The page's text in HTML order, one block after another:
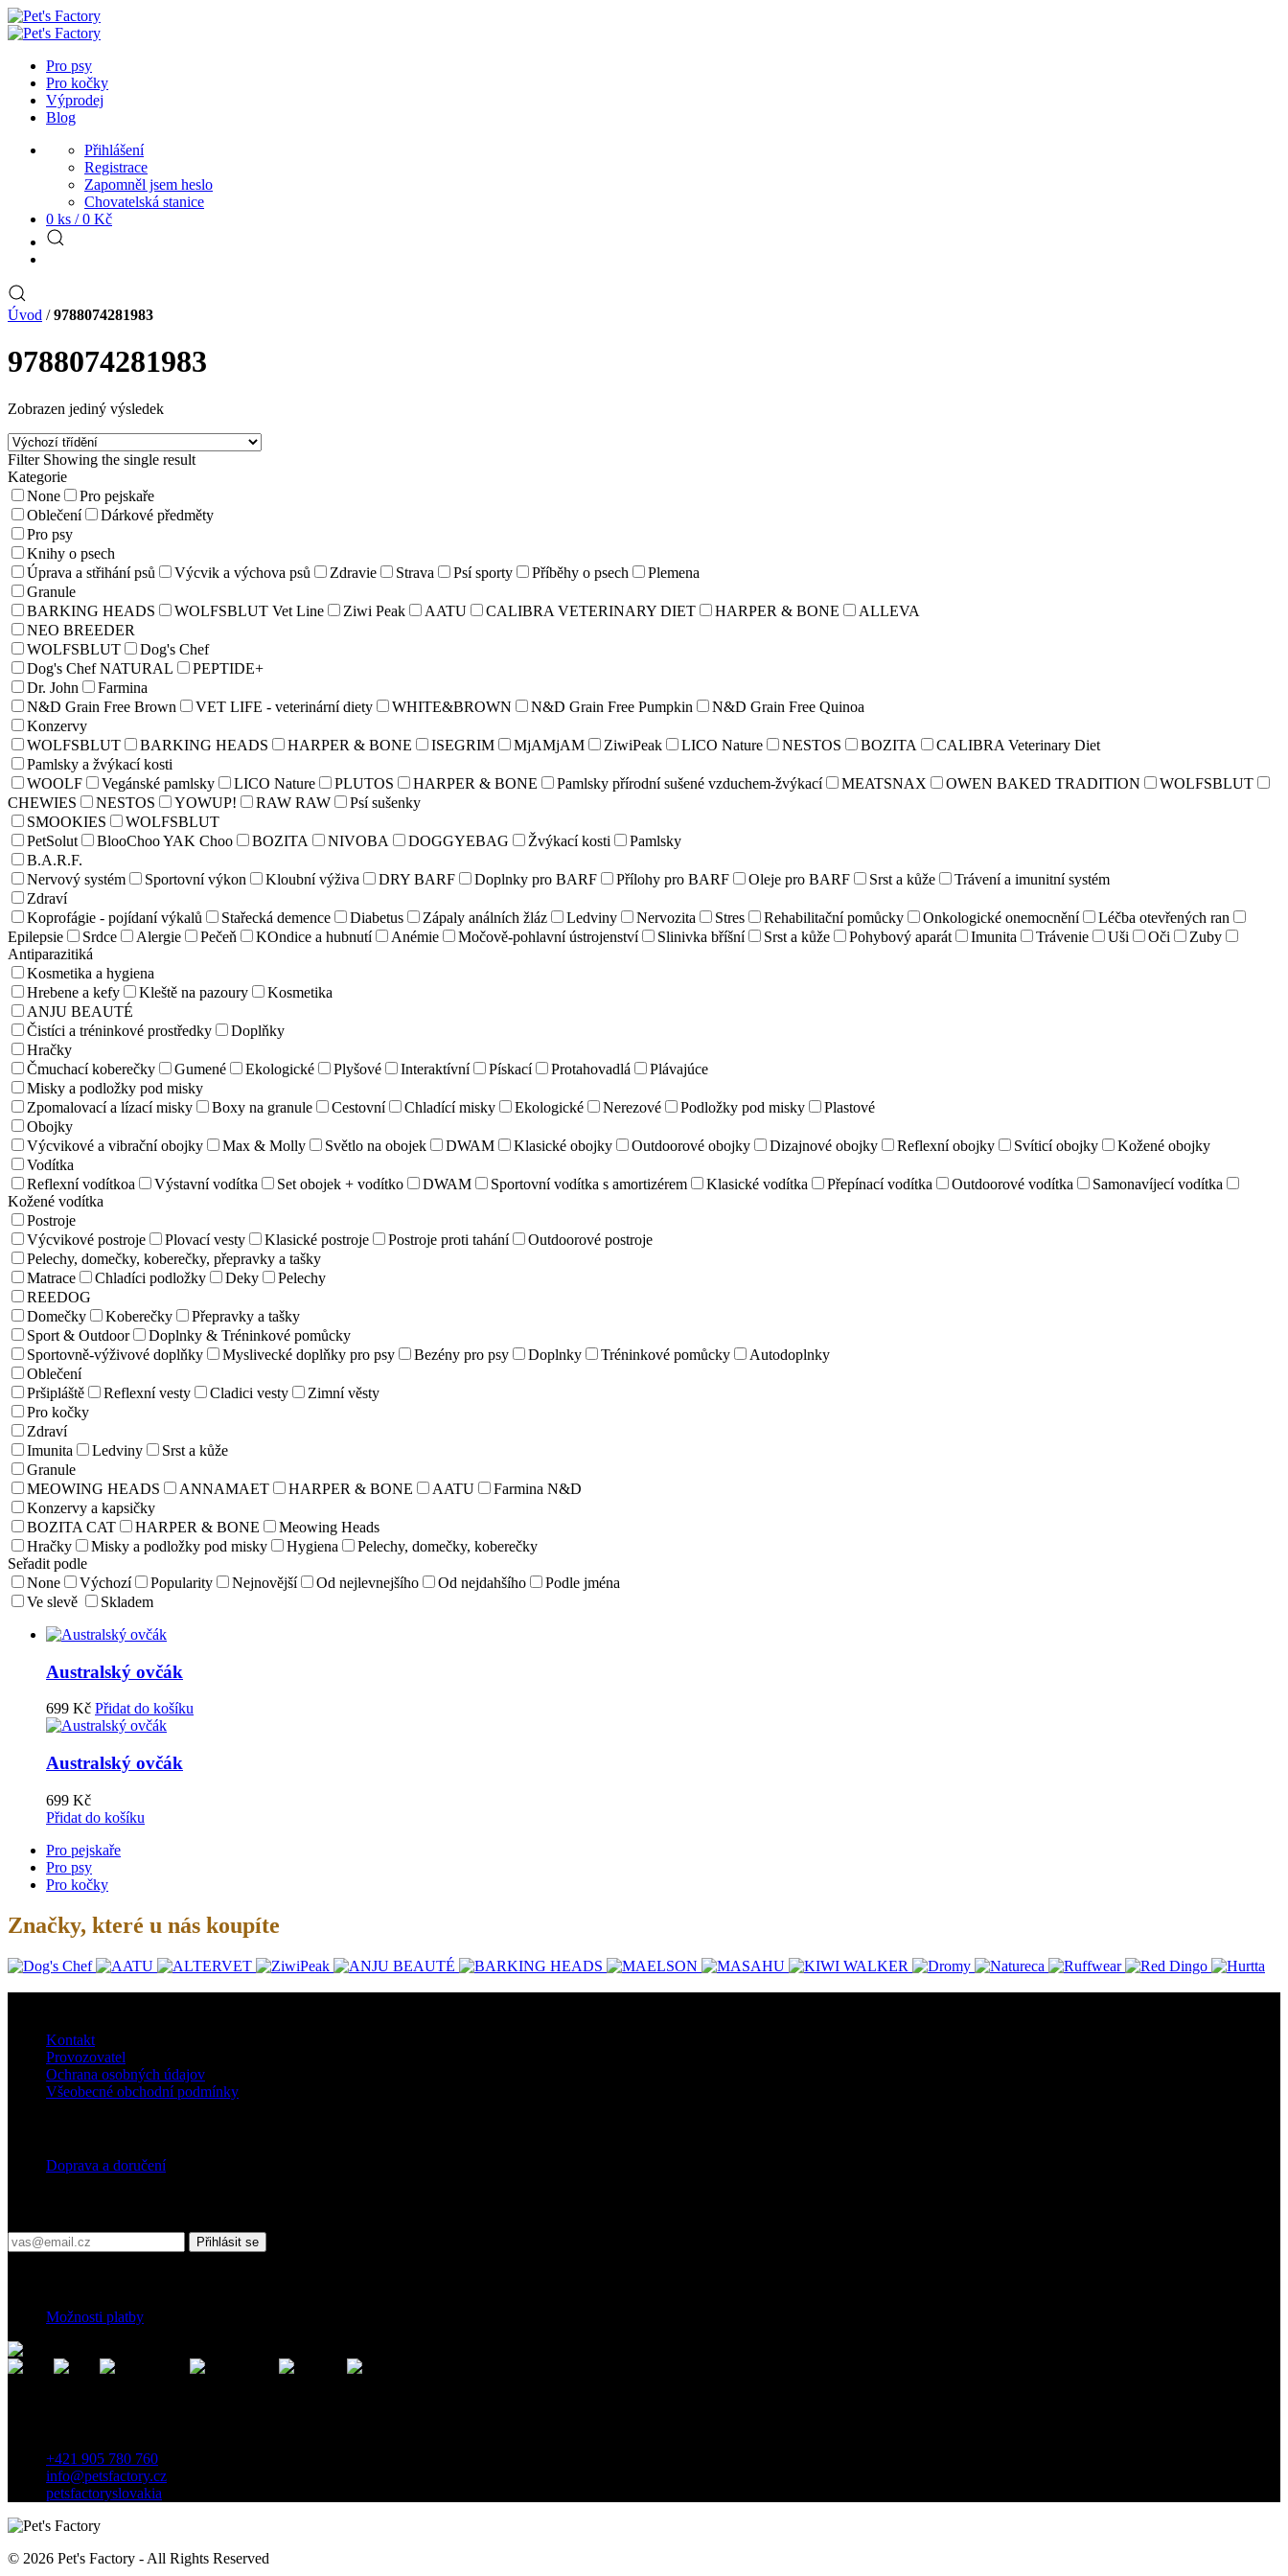
Pro psy
Pro kočky
Výprodej
Blog
Přihlášení
Registrace
Zapomněl jsem heslo
Chovatelská stanice
0 ks / 0 Kč
Úvod /9788074281983
9788074281983
Zobrazen jediný výsledek
Filter Showing the single result
Kategorie
None
Pro pejskaře
Oblečení
Dárkové předměty
Pro psy
Knihy o psech
Úprava a střihání psů
Výcvik a výchova psů Zdravie Strava Psí sporty Příběhy o psech
Plemena
Granule
BARKING HEADS
WOLFSBLUT Vet Line Ziwi Peak AATU CALIBRA VETERINARY DIET HARPER & BONE
ALLEVA
NEO BREEDER
WOLFSBLUT
Dog's Chef
Dog's Chef NATURAL
PEPTIDE+
Dr. John
Farmina
N&D Grain Free Brown
VET LIFE - veterinární diety WHITE&BROWN N&D Grain Free Pumpkin
N&D Grain Free Quinoa
Konzervy
WOLFSBLUT
BARKING HEADS HARPER & BONE ISEGRIM MjAMjAM ZiwiPeak LICO Nature NESTOS BOZITA
CALIBRA Veterinary Diet
Pamlsky a žvýkací kosti
WOOLF
Vegánské pamlsky LICO Nature PLUTOS HARPER & BONE Pamlsky přírodní sušené vzduchem-žvýkací MEATSNAX OWEN BAKED TRADITION
WOLFSBLUT
CHEWIES
NESTOS YOWUP! RAW RAW
Psí sušenky
SMOOKIES
WOLFSBLUT
PetSolut
BlooChoo YAK Choo BOZITA NIVOBA DOGGYEBAG Žvýkací kosti
Pamlsky
B.A.R.F.
Nervový systém
Sportovní výkon Kloubní výživa DRY BARF Doplnky pro BARF Přílohy pro BARF Oleje pro BARF Srst a kůže
Trávení a imunitní systém
Zdraví
Koprofágie - pojídaní výkalů
Stařecká demence Diabetus Zápaly análních žláz Ledviny Nervozita Stres Rehabilitační pomůcky Onkologické onemocnění
Léčba otevřených ran
Epilepsie
Srdce Alergie Pečeň KOndice a hubnutí Anémie Močově-pohlavní ústrojenství Slinivka bříšní Srst a kůže Pohybový aparát Imunita Trávenie Uši Oči
Zuby
Antiparazitiká
Kosmetika a hygiena
Hrebene a kefy
Kleště na pazoury
Kosmetika
ANJU BEAUTÉ
Čistíci a tréninkové prostředky
Doplňky
Hračky
Čmuchací koberečky
Gumené Ekologické Plyšové Interaktívní Pískací Protahovadlá
Plávajúce
Misky a podložky pod misky
Zpomalovací a lízací misky
Boxy na granule Cestovní Chladící misky Ekologické Nerezové Podložky pod misky
Plastové
Obojky
Výcvikové a vibrační obojky
Max & Molly Světlo na obojek DWAM Klasické obojky Outdoorové obojky Dizajnové obojky Reflexní obojky Svíticí obojky
Kožené obojky
Vodítka
Reflexní vodítkoa
Výstavní vodítka Set obojek + vodítko DWAM Sportovní vodítka s amortizérem Klasické vodítka Přepínací vodítka Outdoorové vodítka
Samonavíjecí vodítka
Kožené vodítka
Postroje
Výcvikové postroje
Plovací vesty Klasické postroje Postroje proti tahání
Outdoorové postroje
Pelechy, domečky, koberečky, přepravky a tašky
Matrace
Chladíci podložky Deky
Pelechy
REEDOG
Domečky
Koberečky
Přepravky a tašky
Sport & Outdoor
Doplnky & Tréninkové pomůcky
Sportovně-výživové doplňky
Myslivecké doplňky pro psy Bezény pro psy Doplnky Tréninkové pomůcky
Autodoplnky
Oblečení
Pršipláště
Reflexní vesty Cladici vesty
Zimní věsty
Pro kočky
Zdraví
Imunita
Ledviny
Srst a kůže
Granule
MEOWING HEADS
ANNAMAET HARPER & BONE AATU
Farmina N&D
Konzervy a kapsičky
BOZITA CAT
HARPER & BONE
Meowing Heads
Hračky
Misky a podložky pod misky Hygiena
Pelechy, domečky, koberečky
Seřadit podle
None
Výchozí Popularity Nejnovější Od nejlevnejšího Od nejdahšího
Podle jména
Ve slevě
Skladem
Australský ovčák
699 Kč Přidat do košíku
Australský ovčák
699 Kč
Přidat do košíku
Pro pejskaře
Pro psy
Pro kočky
Značky, které u nás koupíte
Kontakt
Provozovatel
Ochrana osobných údajov
Všeobecné obchodní podmínky
Doprava a doručení
Přihlásit se
Možnosti platby
+421 905 780 760
info@petsfactory.cz
petsfactoryslovakia
© 2026 Pet's Factory - All Rights Reserved